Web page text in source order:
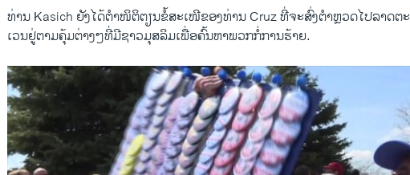
ທ່ານ Kasich ຍັງ​ໄດ້​ຕຳ​ໜິຕິຕຽນ​ຂໍ້​ສະ​ເໜີ​ຂອງ​ທ່ານ Cruz ທີ່​ຈະ​ສົ່ງ​ຕຳຫຼວດໄປ​ລາດຕະ​
ເວນ​ຢູ່​ຕາມ​ຄຸ້ມ​ຕ່າງໆ​ທີ່​ມີ​ຊາວ​ມຸສລິ​ມເພື່ອ​ຄົ້ນຫາ​ພວກ​ກໍ່​ການ​ຮ້າຍ.